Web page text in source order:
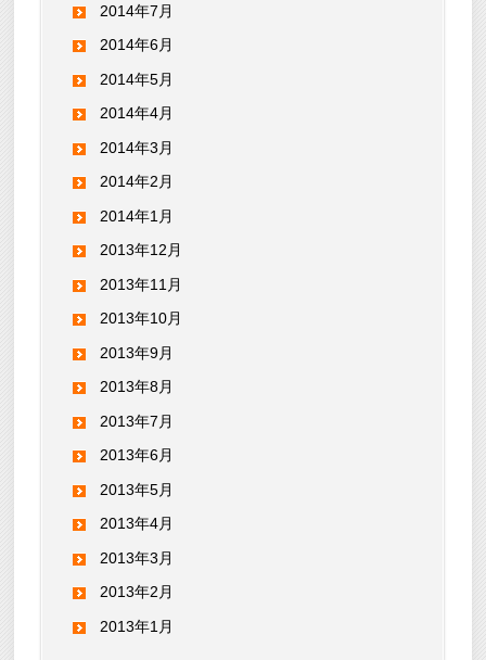
2014年7月
2014年6月
2014年5月
2014年4月
2014年3月
2014年2月
2014年1月
2013年12月
2013年11月
2013年10月
2013年9月
2013年8月
2013年7月
2013年6月
2013年5月
2013年4月
2013年3月
2013年2月
2013年1月